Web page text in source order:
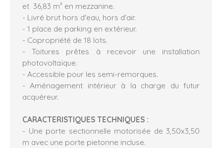
et 36,83 m² en mezzanine.
- Livré brut hors d'eau, hors d'air.
- 1 place de parking en extérieur.
- Copropriété de 18 lots.
- Toitures prêtes à recevoir une installation
photovoltaïque.
- Accessible pour les semi-remorques.
- Aménagement intérieur à la charge du futur
acquéreur.
CARACTERISTIQUES TECHNIQUES :
- Une porte sectionnelle motorisée de 3,50x3,50
m avec une porte pietonne incluse.